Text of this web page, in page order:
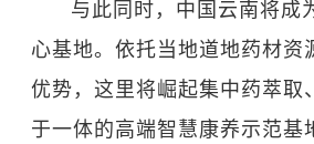
与此同时，中国云南将成
心基地。依托当地道地药材资
优势，这里将崛起集中药萃取
于一体的高端智慧康养示范基